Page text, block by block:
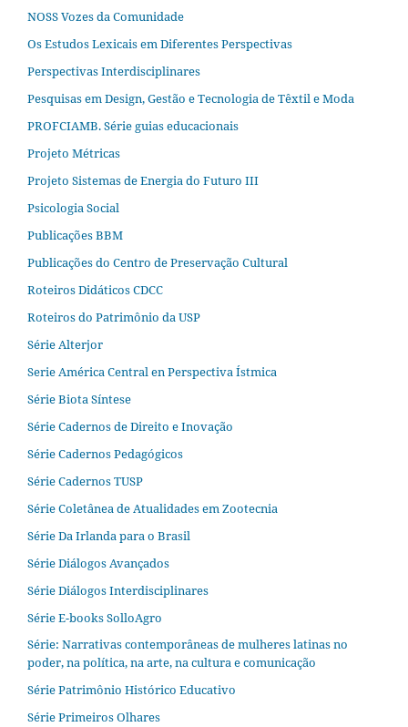
NOSS Vozes da Comunidade
Os Estudos Lexicais em Diferentes Perspectivas
Perspectivas Interdisciplinares
Pesquisas em Design, Gestão e Tecnologia de Têxtil e Moda
PROFCIAMB. Série guias educacionais
Projeto Métricas
Projeto Sistemas de Energia do Futuro III
Psicologia Social
Publicações BBM
Publicações do Centro de Preservação Cultural
Roteiros Didáticos CDCC
Roteiros do Patrimônio da USP
Série Alterjor
Serie América Central en Perspectiva Ístmica
Série Biota Síntese
Série Cadernos de Direito e Inovação
Série Cadernos Pedagógicos
Série Cadernos TUSP
Série Coletânea de Atualidades em Zootecnia
Série Da Irlanda para o Brasil
Série Diálogos Avançados
Série Diálogos Interdisciplinares
Série E-books SolloAgro
Série: Narrativas contemporâneas de mulheres latinas no
poder, na política, na arte, na cultura e comunicação
Série Patrimônio Histórico Educativo
Série Primeiros Olhares